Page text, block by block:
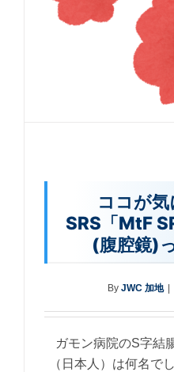
ココが
SRS「MtF
(腹腔鏡)
By JWC 加地
ガモン病院のS字結
（日本人）は何名で